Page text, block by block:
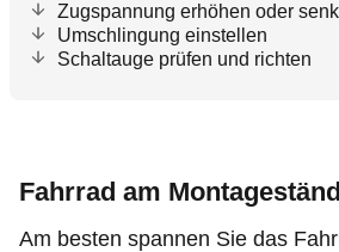
Zugspannung erhöhen oder
Umschlingung einstellen
Schaltauge prüfen und richten
Fahrrad am
Am besten spannen Sie das